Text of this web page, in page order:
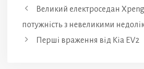
Великий електроседан
потужність з невеликими
Перші враження від Kia EV2